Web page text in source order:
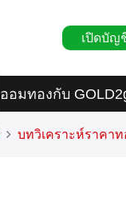
เปิดบัญ
ออมทองกับ
บทวิเคราะห์ราคาท